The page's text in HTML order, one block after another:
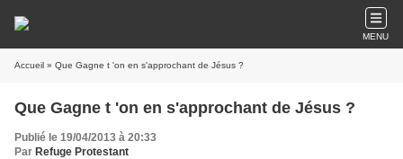
MENU
Accueil » Que Gagne t 'on en s'approchant de Jésus ?
Que Gagne t 'on en s'approchant de Jésus ?
Publié le 19/04/2013 à 20:33
Par Refuge Protestant